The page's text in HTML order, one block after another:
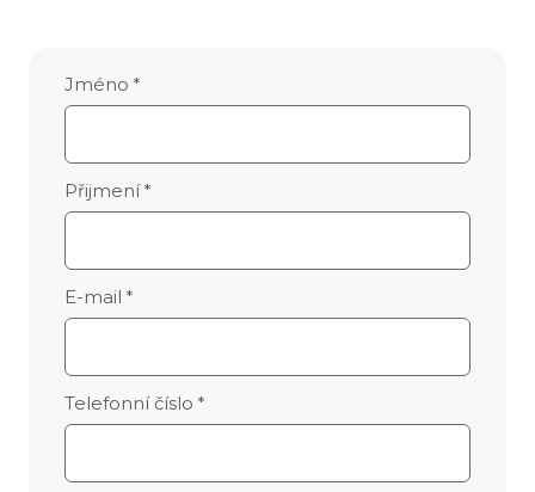
Jméno *
Přijmení *
E-mail *
Telefonní číslo *